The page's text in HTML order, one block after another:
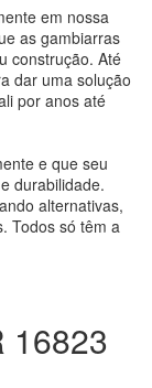
em nossa
as gambiarras
construção. Até
dar uma solução
por anos até
e que seu
durabilidade.
alternativas,
Todos só têm a
16823